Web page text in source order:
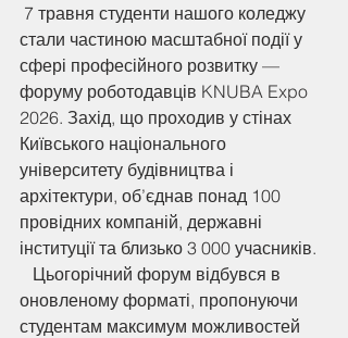
стали частиною масштабної події у
сфері професійного розвитку —
форуму роботодавців KNUBA Expo
2026. Захід, що проходив у стінах
Київського національного
університету будівництва і
архітектури, об’єднав понад 100
провідних компаній, державні
інституції та близько 3 000 учасників.
оновленому форматі, пропонуючи
студентам максимум можливостей